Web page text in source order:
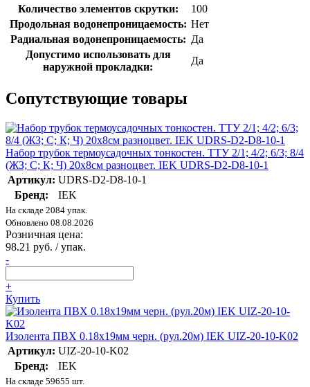
Количество элементов скрутки:
100
Продольная водонепроницаемость: Нет
Радиальная водонепроницаемость: Да
Допустимо использовать для
наружной прокладки:
Да
Сопутствующие товары
Набор трубок термоусадочных тонкостен. ТТУ 2/1; 4/2; 6/3; 8/4
(ЖЗ; С; К; Ч) 20х8см разноцвет. IEK UDRS-D2-D8-10-1
Артикул: UDRS-D2-D8-10-1
Бренд:
IEK
На складе 2084 упак.
Обновлено 08.08.2026
Розничная цена:
98.21 руб. / упак.
-
+
Купить
Изолента ПВХ 0.18х19мм черн. (рул.20м) IEK UIZ-20-10-K02
Артикул: UIZ-20-10-K02
Бренд:
IEK
На складе 59655 шт.